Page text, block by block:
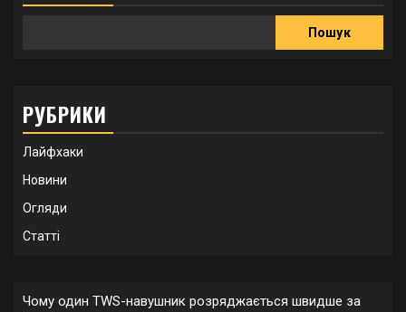
Пошук
РУБРИКИ
Лайфхаки
Новини
Огляди
Статті
Чому один TWS-навушник розряджається швидше за